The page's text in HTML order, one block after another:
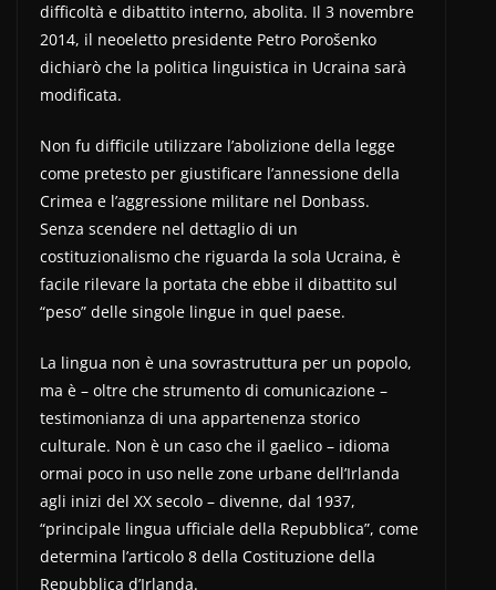
difficoltà e dibattito interno, abolita. Il 3 novembre
2014, il neoeletto presidente Petro Porošenko
dichiarò che la politica linguistica in Ucraina sarà
modificata.
Non fu difficile utilizzare l’abolizione della legge
come pretesto per giustificare l’annessione della
Crimea e l’aggressione militare nel Donbass.
Senza scendere nel dettaglio di un
costituzionalismo che riguarda la sola Ucraina, è
facile rilevare la portata che ebbe il dibattito sul
“peso” delle singole lingue in quel paese.
La lingua non è una sovrastruttura per un popolo,
ma è – oltre che strumento di comunicazione –
testimonianza di una appartenenza storico
culturale. Non è un caso che il gaelico – idioma
ormai poco in uso nelle zone urbane dell’Irlanda
agli inizi del XX secolo – divenne, dal 1937,
“principale lingua ufficiale della Repubblica”, come
determina l’articolo 8 della Costituzione della
Repubblica d’Irlanda.